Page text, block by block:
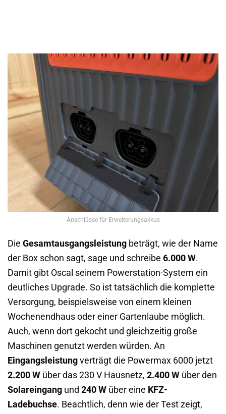
Anschlüsse für Erweiterungsakkus
Die Gesamtausgangsleistung beträgt, wie der Name
der Box schon sagt, sage und schreibe 6.000 W.
Damit gibt Oscal seinem Powerstation-System ein
deutliches Upgrade. So ist tatsächlich die komplette
Versorgung, beispielsweise von einem kleinen
Wochenendhaus oder einer Gartenlaube möglich.
Auch, wenn dort gekocht und gleichzeitig große
Maschinen genutzt werden würden. An
Eingangsleistung verträgt die Powermax 6000 jetzt
2.200 W über das 230 V Hausnetz, 2.400 W über den
Solareingang und 240 W über eine KFZ-
Ladebuchse. Beachtlich, denn wie der Test zeigt,